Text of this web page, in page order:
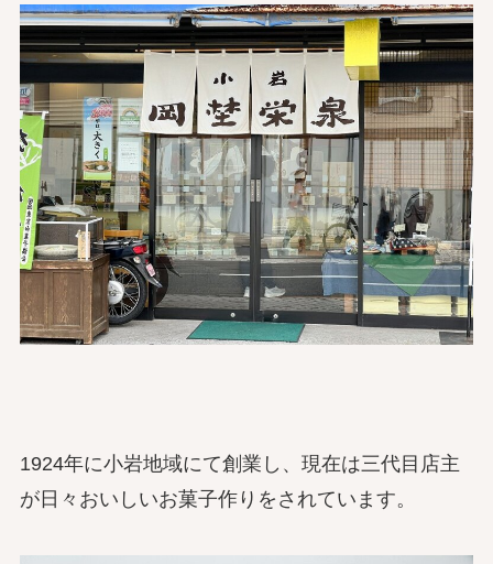
1924年に小岩地域にて創業し、現在は三代目店主
が日々おいしいお菓子作りをされています。